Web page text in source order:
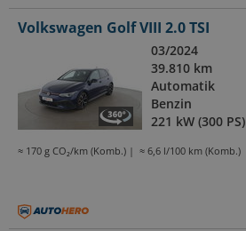
Volkswagen Golf VIII 2.0 TSI
03/2024
39.810 km
Automatik
Benzin
221 kW (300 PS)
≈ 170 g CO₂/km (Komb.) ≈ 6,6 l/100 km (Komb.)